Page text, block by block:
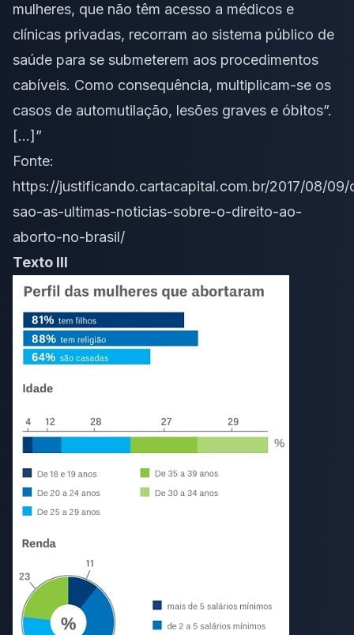
mulheres, que não têm acesso a médicos e
clínicas privadas, recorram ao sistema público de
saúde para se submeterem aos procedimentos
cabíveis. Como consequência, multiplicam-se os
casos de automutilação, lesões graves e óbitos”.
[…]”
Fonte:
https://justificando.cartacapital.com.br/2017/08/09/
sao-as-ultimas-noticias-sobre-o-direito-ao-
aborto-no-brasil/
Texto III